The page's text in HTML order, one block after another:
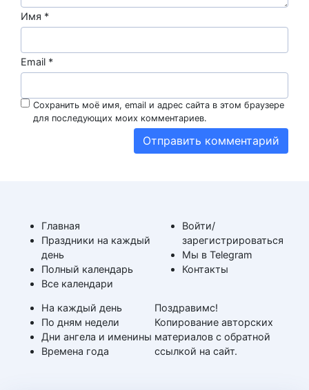
Имя *
Email *
Сохранить моё имя, email и адрес сайта в этом браузере
для последующих моих комментариев.
Главная
Праздники на каждый
день
Полный календарь
Все календари
На каждый день
По дням недели
Дни ангела и именины
Времена года
Войти/
зарегистрироваться
Мы в Telegram
Контакты
Поздравимс!
Копирование авторских
материалов с обратной
ссылкой на сайт.